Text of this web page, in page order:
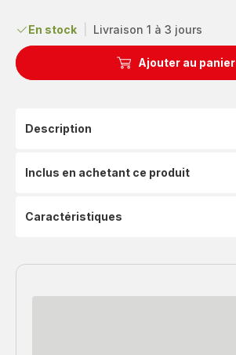
En stock Livraison 1 à 3 jours
Ajouter au panier
Description
Inclus en achetant ce produit
Caractéristiques